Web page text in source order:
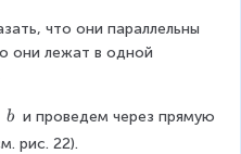
что они параллельны
они лежат в одной
\
\
b и проведем через прямую
рис. 22).